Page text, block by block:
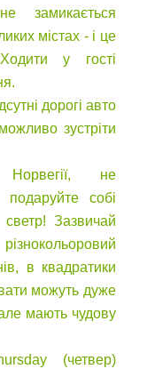
замикається
містах - і це
у гості
дорогі авто
зустріти
не
собі
Зазвичай
в квадратики
можуть дуже
мають чудову
(четвер)